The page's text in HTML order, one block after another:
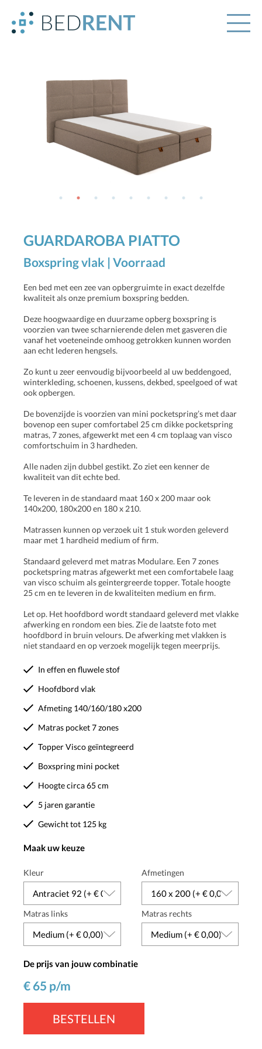
GUARDAROBA PIATTO
Boxspring vlak | Voorraad
Een bed met een zee van opbergruimte in exact dezelfde
kwaliteit als onze premium boxspring bedden.
Deze hoogwaardige en duurzame opberg boxspring is
voorzien van twee scharnierende delen met gasveren die
vanaf het voeteneinde omhoog getrokken kunnen worden
aan echt lederen hengsels.
Zo kunt u zeer eenvoudig bijvoorbeeld al uw beddengoed,
winterkleding, schoenen, kussens, dekbed, speelgoed of wat
ook opbergen.
De bovenzijde is voorzien van mini pocketspring’s met daar
bovenop een super comfortabel 25 cm dikke pocketspring
matras, 7 zones, afgewerkt met een 4 cm toplaag van visco
comfortschuim in 3 hardheden.
Alle naden zijn dubbel gestikt. Zo ziet een kenner de
kwaliteit van dit echte bed.
Te leveren in de standaard maat 160 x 200 maar ook
140x200, 180x200 en 180 x 210.
Matrassen kunnen op verzoek uit 1 stuk worden geleverd
maar met 1 hardheid medium of firm.
Standaard geleverd met matras Modulare. Een 7 zones
pocketspring matras afgewerkt met een comfortabele laag
van visco schuim als geintergreerde topper. Totale hoogte
25 cm en te leveren in de kwaliteiten medium en firm.
Let op. Het hoofdbord wordt standaard geleverd met vlakke
afwerking en rondom een bies. Zie de laatste foto met
hoofdbord in bruin velours. De afwerking met vlakken is
niet standaard en op verzoek mogelijk tegen meerprijs.
In effen en fluwele stof
Hoofdbord vlak
Afmeting 140/160/180 x200
Matras pocket 7 zones
Topper Visco geïntegreerd
Boxspring mini pocket
Hoogte circa 65 cm
5 jaren garantie
Gewicht tot 125 kg
Maak uw keuze
Kleur Afmetingen
Matras links Matras rechts
De prijs van jouw combinatie
€ 65 p/m
BESTELLEN